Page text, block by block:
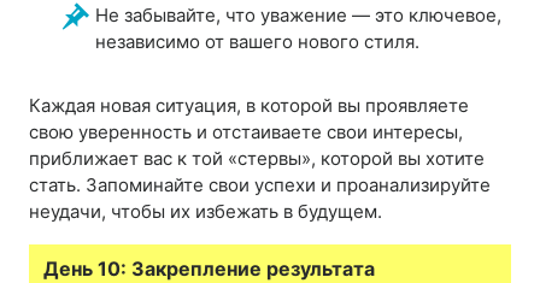
Не забывайте, что уважение — это ключевое,
независимо от вашего нового стиля.
Каждая новая ситуация, в которой вы проявляете
свою уверенность и отстаиваете свои интересы,
приближает вас к той «стервы», которой вы хотите
стать. Запоминайте свои успехи и проанализируйте
неудачи, чтобы их избежать в будущем.
День 10: Закрепление результата